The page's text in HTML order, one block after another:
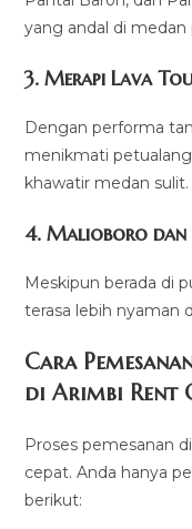
yang andal di medan
3. Merapi Lava
Dengan performa
menikmati
khawatir medan sulit.
4. Malioboro dan
Meskipun berada di
terasa lebih nyaman
Cara
di Arimbi Rent
Proses pemesanan
cepat. Anda hanya
berikut: